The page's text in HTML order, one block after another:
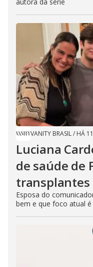
VANITY BRASIL/ HÁ
Luciana
de saúde de
transplantes
Esposa do
bem e que foco atual